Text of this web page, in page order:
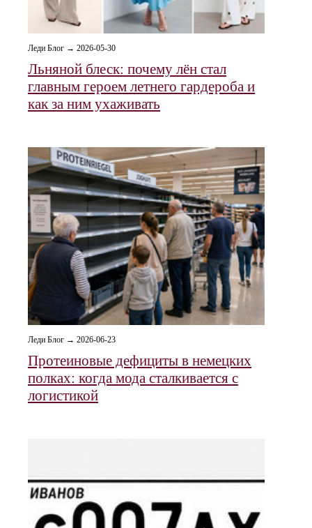
Леди Блог → 2026-05-30
Льняной блеск: почему лён стал
главным героем летнего гардероба и
как за ним ухаживать
Леди Блог → 2026-06-23
Протеиновые дефициты в немецких
полках: когда мода сталкивается с
логистикой